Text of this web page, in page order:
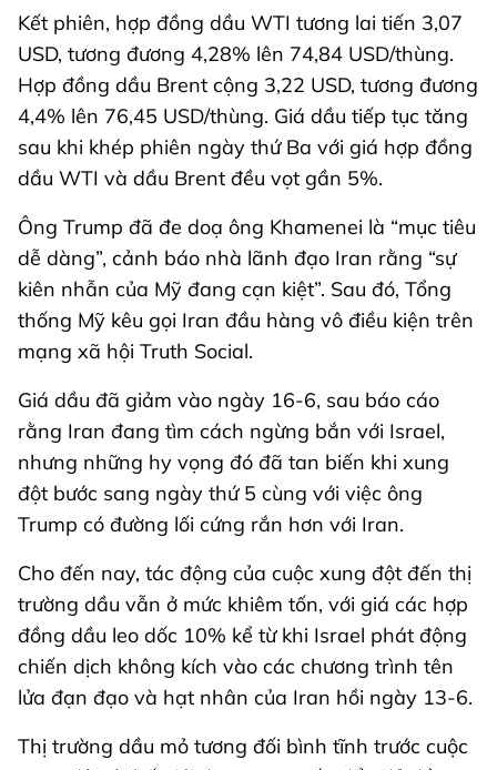
Kết phiên, hợp đồng dầu WTI tương lai tiến 3,07
USD, tương đương 4,28% lên 74,84 USD/thùng.
Hợp đồng dầu Brent cộng 3,22 USD, tương đương
4,4% lên 76,45 USD/thùng. Giá dầu tiếp tục tăng
sau khi khép phiên ngày thứ Ba với giá hợp đồng
dầu WTI và dầu Brent đều vọt gần 5%.
Ông Trump đã đe doạ ông Khamenei là “mục tiêu
dễ dàng”, cảnh báo nhà lãnh đạo Iran rằng “sự
kiên nhẫn của Mỹ đang cạn kiệt”. Sau đó, Tổng
thống Mỹ kêu gọi Iran đầu hàng vô điều kiện trên
mạng xã hội Truth Social.
Giá dầu đã giảm vào ngày 16-6, sau báo cáo
rằng Iran đang tìm cách ngừng bắn với Israel,
nhưng những hy vọng đó đã tan biến khi xung
đột bước sang ngày thứ 5 cùng với việc ông
Trump có đường lối cứng rắn hơn với Iran.
Cho đến nay, tác động của cuộc xung đột đến thị
trường dầu vẫn ở mức khiêm tốn, với giá các hợp
đồng dầu leo dốc 10% kể từ khi Israel phát động
chiến dịch không kích vào các chương trình tên
lửa đạn đạo và hạt nhân của Iran hồi ngày 13-6.
Thị trường dầu mỏ tương đối bình tĩnh trước cuộc